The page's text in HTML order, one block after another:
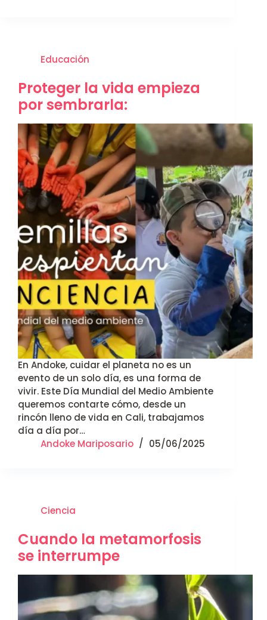
Educación
Proteger la vida empieza
por sembrarla:
En Andoke, cuidar el planeta no es un
evento de un solo día, es una forma de
vivir. Este Día Mundial del Medio Ambiente
queremos contarte cómo, desde un
rincón lleno de vida en Cali, trabajamos
día a día por…
Andoke Mariposario
05/06/2025
Ciencia
Cuando la metamorfosis
se interrumpe